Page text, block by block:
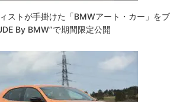
ストが手掛けた「BMWアート・カー」をブ
By BMW”で期間限定公開